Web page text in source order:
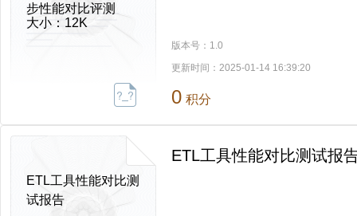
步性能对比评测
大小： 12K
版本号： 1.0
更新时间： 2025-01-14 16:39:20
0 积分
ETL工具性能对比测
试报告
ETL工具性能对比测试报